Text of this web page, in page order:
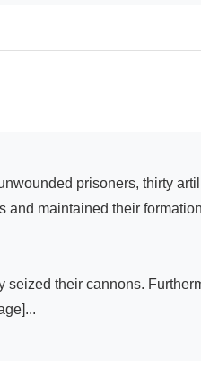
and maintained their
seized their cannons.